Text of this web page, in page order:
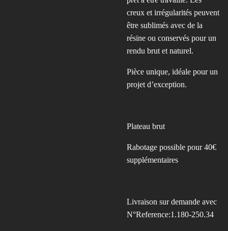
creux et irrégularités peuvent
être sublimés avec de la
résine ou conservés pour un
rendu brut et naturel.
Pièce unique, idéale pour un
projet d’exception.
Plateau brut
Rabotage possible pour 40€
supplémentaires
Livraison sur demande avec
N°Reference:1.180-250.34